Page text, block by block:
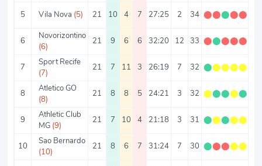
5 Vila Nova (5) 21 10 4 7 27:25 2 34 ⬤⬤⬤⬤⬤
6
Novorizontino
(6)
21 9 6 6 32:20 12 33 ⬤⬤⬤⬤⬤
7
Sport Recife
(7)
21 7 11 3 26:19 7 32 ⬤⬤⬤⬤⬤
8
Atletico GO
(8)
21 8 8 5 24:21 3 32 ⬤⬤⬤⬤⬤
9
Athletic Club
MG (9)
21 7 10 4 21:18 3 31 ⬤⬤⬤⬤⬤
10
Sao Bernardo
(10)
21 8 6 7 31:24 7 30 ⬤⬤⬤⬤⬤